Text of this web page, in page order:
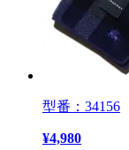
型番：34156
¥4,980